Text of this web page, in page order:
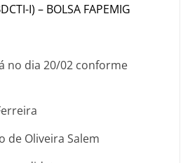
I) – BOLSA FAPEMIG
no dia 20/02 conforme
de Oliveira Salem